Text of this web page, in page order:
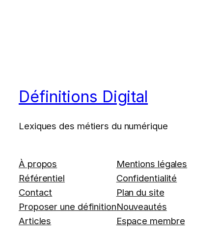
Définitions Digital
Lexiques des métiers du numérique
À propos
Référentiel
Contact
Proposer une définition
Articles
Mentions légales
Confidentialité
Plan du site
Nouveautés
Espace membre